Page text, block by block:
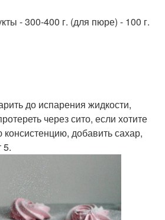
- 300-400 г. (для пюре) - 100 г.
до испарения жидкости,
через сито, если хотите
добавить сахар,
5.